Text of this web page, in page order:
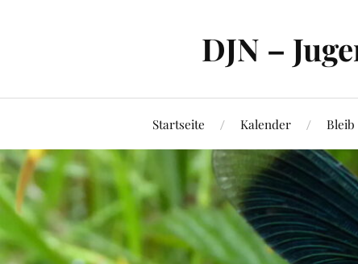
DJN –
Startseite Kalender